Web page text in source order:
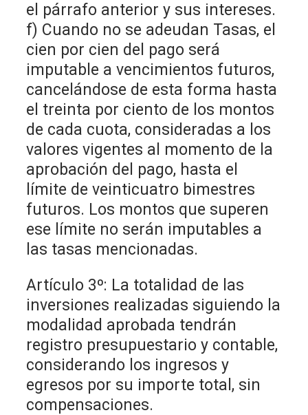
el párrafo anterior y sus intereses.
f) Cuando no se adeudan Tasas, el
cien por cien del pago será
imputable a vencimientos futuros,
cancelándose de esta forma hasta
el treinta por ciento de los montos
de cada cuota, consideradas a los
valores vigentes al momento de la
aprobación del pago, hasta el
límite de veinticuatro bimestres
futuros. Los montos que superen
ese límite no serán imputables a
las tasas mencionadas.
Artículo 3º: La totalidad de las
inversiones realizadas siguiendo la
modalidad aprobada tendrán
registro presupuestario y contable,
considerando los ingresos y
egresos por su importe total, sin
compensaciones.